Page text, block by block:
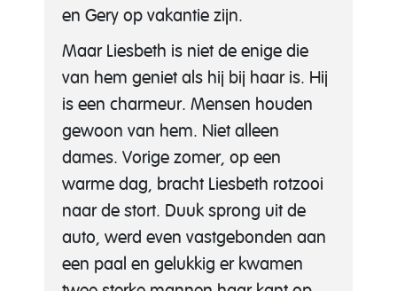
en Gery op vakantie zijn.
Maar Liesbeth is niet de enige die
van hem geniet als hij bij haar is. Hij
is een charmeur. Mensen houden
gewoon van hem. Niet alleen
dames. Vorige zomer, op een
warme dag, bracht Liesbeth rotzooi
naar de stort. Duuk sprong uit de
auto, werd even vastgebonden aan
een paal en gelukkig er kwamen